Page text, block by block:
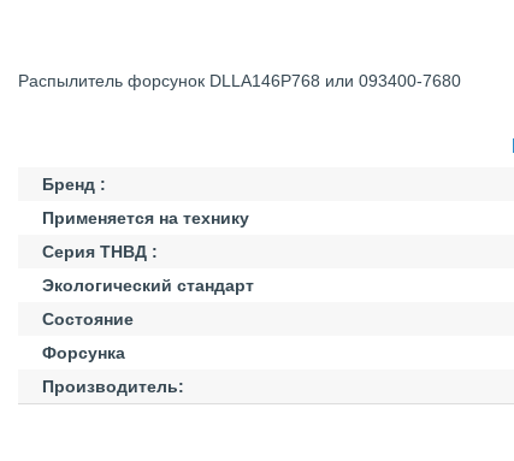
Распылитель форсунок DLLA146P768 или 093400-7680
Бренд :
Применяется на технику
Серия ТНВД :
Экологический стандарт
Состояние
Форсунка
Производитель: